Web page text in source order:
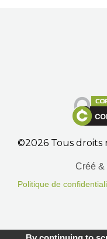
©2026 Tous droits
Créé &
Politique de